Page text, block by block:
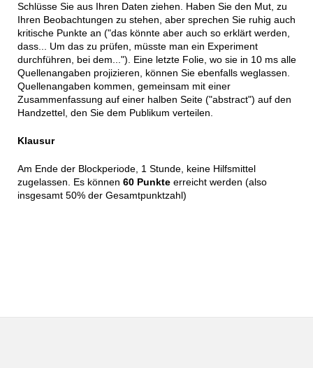
Schlüsse Sie aus Ihren Daten ziehen. Haben Sie den Mut, zu
Ihren Beobachtungen zu stehen, aber sprechen Sie ruhig auch
kritische Punkte an ("das könnte aber auch so erklärt werden,
dass... Um das zu prüfen, müsste man ein Experiment
durchführen, bei dem..."). Eine letzte Folie, wo sie in 10 ms alle
Quellenangaben projizieren, können Sie ebenfalls weglassen.
Quellenangaben kommen, gemeinsam mit einer
Zusammenfassung auf einer halben Seite ("abstract") auf den
Handzettel, den Sie dem Publikum verteilen.
Klausur
Am Ende der Blockperiode, 1 Stunde, keine Hilfsmittel
zugelassen. Es können 60 Punkteerreicht werden (also
insgesamt 50% der Gesamtpunktzahl)